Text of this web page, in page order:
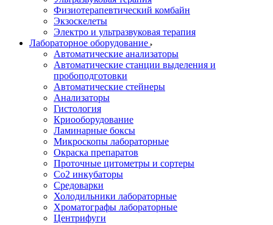
Физиотерапевтический комбайн
Экзоскелеты
Электро и ультразвуковая терапия
Лабораторное оборудование
Автоматические анализаторы
Автоматические станции выделения и
пробоподготовки
Автоматические стейнеры
Анализаторы
Гистология
Криооборудование
Ламинарные боксы
Микроскопы лабораторные
Окраска препаратов
Проточные цитометры и сортеры
Со2 инкубаторы
Средоварки
Холодильники лабораторные
Хроматографы лабораторные
Центрифуги